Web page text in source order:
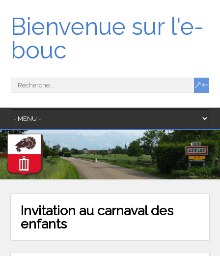
Bienvenue sur l'e-
bouc
Invitation au carnaval des
enfants